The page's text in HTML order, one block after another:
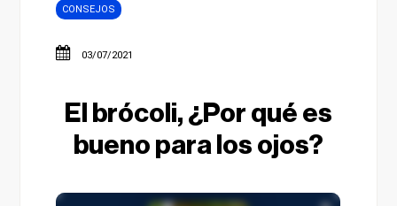
CONSEJOS
03/07/2021
El brócoli, ¿Por qué es
bueno para los ojos?